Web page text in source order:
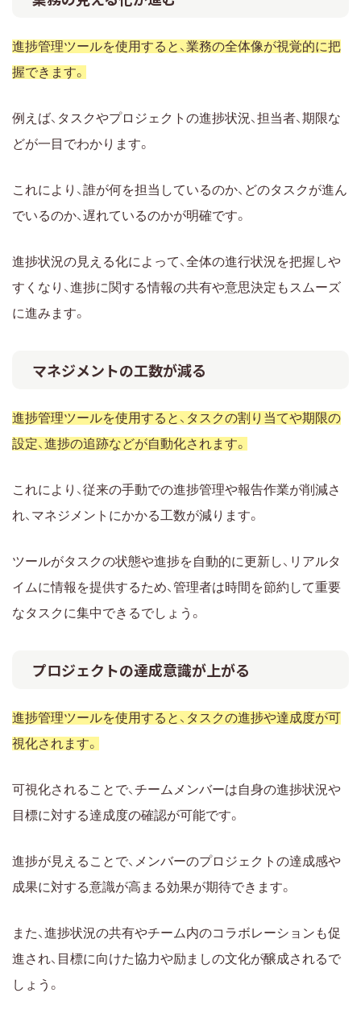
進捗管理ツールを使用すると、業務の全体像が視覚的に把
握できます。
例えば、タスクやプロジェクトの進捗状況、担当者、期限な
どが一目でわかります。
これにより、誰が何を担当しているのか、どのタスクが進ん
でいるのか、遅れているのかが明確です。
進捗状況の見える化によって、全体の進行状況を把握しや
すくなり、進捗に関する情報の共有や意思決定もスムーズ
に進みます。
マネジメントの工数が減る
進捗管理ツールを使用すると、タスクの割り当てや期限の
設定、進捗の追跡などが自動化されます。
これにより、従来の手動での進捗管理や報告作業が削減さ
れ、マネジメントにかかる工数が減ります。
ツールがタスクの状態や進捗を自動的に更新し、リアルタ
イムに情報を提供するため、管理者は時間を節約して重要
なタスクに集中できるでしょう。
プロジェクトの達成意識が上がる
進捗管理ツールを使用すると、タスクの進捗や達成度が可
視化されます。
可視化されることで、チームメンバーは自身の進捗状況や
目標に対する達成度の確認が可能です。
進捗が見えることで、メンバーのプロジェクトの達成感や
成果に対する意識が高まる効果が期待できます。
また、進捗状況の共有やチーム内のコラボレーションも促
進され、目標に向けた協力や励ましの文化が醸成されるで
しょう。